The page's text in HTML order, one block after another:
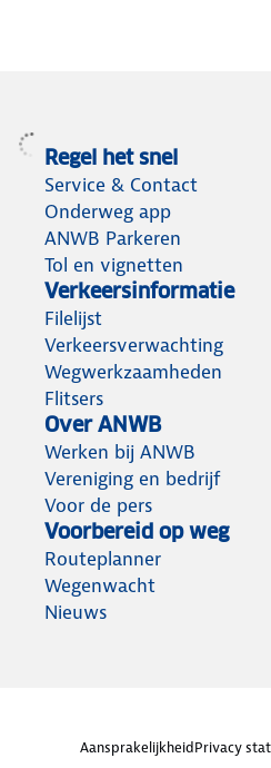
Regel het snel
Service & Contact
Onderweg app
ANWB Parkeren
Tol en vignetten
Verkeersinformatie
Filelijst
Verkeersverwachting
Wegwerkzaamheden
Flitsers
Over ANWB
Werken bij ANWB
Vereniging en bedrijf
Voor de pers
Voorbereid op weg
Routeplanner
Wegenwacht
Nieuws
AansprakelijkheidPrivacy